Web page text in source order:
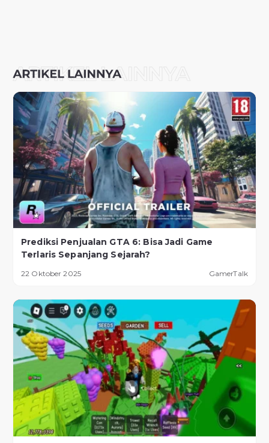
Prediksi Penjualan GTA 6: Bisa Jadi Game
Terlaris Sepanjang Sejarah?
22 Oktober 2025 GamerTalk